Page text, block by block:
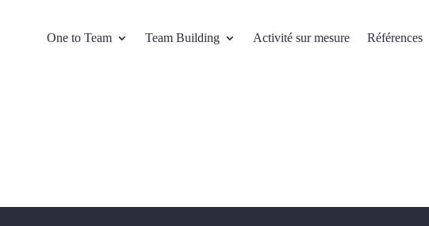
One to Team Team Building Activité sur mesure Références